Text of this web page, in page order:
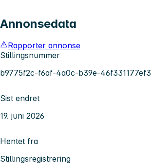
Annonsedata
Rapporter annonse
Stillingsnummer
b9775f2c-f6af-4a0c-b39e-46f331177ef3
Sist endret
19. juni 2026
Hentet fra
Stillingsregistrering